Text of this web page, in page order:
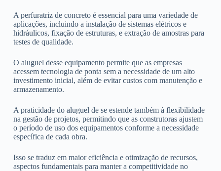
A perfuratriz de concreto é essencial para uma variedade de
aplicações, incluindo a instalação de sistemas elétricos e
hidráulicos, fixação de estruturas, e extração de amostras para
testes de qualidade.
O aluguel desse equipamento permite que as empresas
acessem tecnologia de ponta sem a necessidade de um alto
investimento inicial, além de evitar custos com manutenção e
armazenamento.
A praticidade do aluguel de se estende também à flexibilidade
na gestão de projetos, permitindo que as construtoras ajustem
o período de uso dos equipamentos conforme a necessidade
específica de cada obra.
Isso se traduz em maior eficiência e otimização de recursos,
aspectos fundamentais para manter a competitividade no